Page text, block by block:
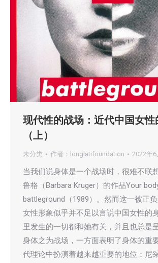
现代性的战场：近代中国女性
（上）
未分类 作者： longlatifoundation 2022年6
当我们说身体是一个战场时，很难不联
鲁格（Barbara Kruger）的作品Your
battleground（1989）。然而这一被正
女性形象似乎并不足以言说中国女性的
里发生的一切都和她有关，并且也总是
身体之为战场，一方面表明了身体的重
代理论中扮演着越来越重要的地位：尼